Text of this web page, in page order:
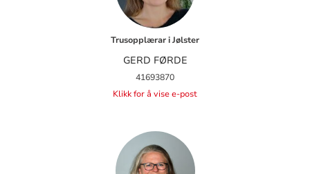
Trusopplærar i Jølster
GERD FØRDE
41693870
Klikk for å vise e-post